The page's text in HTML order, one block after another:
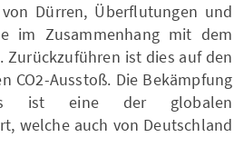
Dürren, Überflutungen und
im Zusammenhang mit dem
Zurückzuführen ist dies auf den
CO2-Ausstoß. Die Bekämpfung
ist eine der globalen
welche auch von Deutschland